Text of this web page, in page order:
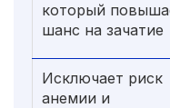
который
шанс на зачатие
Исключает риск
анемии и